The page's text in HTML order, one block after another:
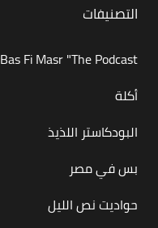
التصنيفات
Bas Fi Masr "The Podcast"
أكلة
البودكاستر اللذيذ
بس في مصر
حواديت نص الليل